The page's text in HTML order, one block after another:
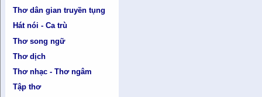
Thơ dân gian truyền tụng
Hát nói - Ca trù
Thơ song ngữ
Thơ dịch
Thơ nhạc - Thơ ngâm
Tập thơ